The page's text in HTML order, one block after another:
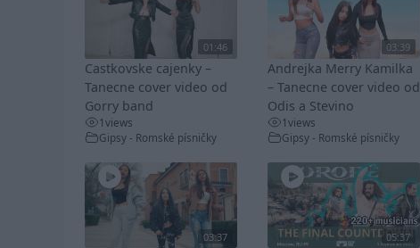
01:46
Castkovske cajenky –
Tanecne cover video od
Gorry band
1views
Gipsy - Romské písničky
03:39
Andrejka Merry Kamilka
– Tanecne cover video od
Odis a Stevino
1views
Gipsy - Romské písničky
03:37 05:37